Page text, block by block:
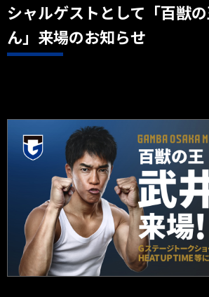
シャルゲストとして「百獣
ん」来場のお知らせ